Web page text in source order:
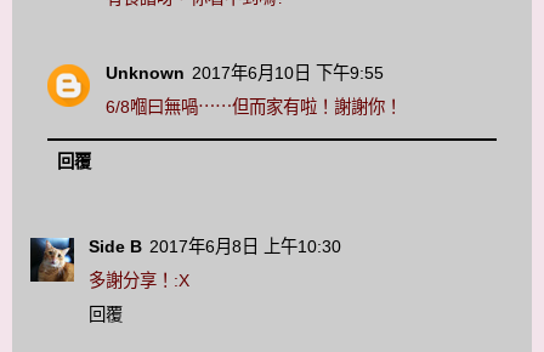
Unknown 2017年6月10日 下午9:55
6/8嗰曰無喎⋯⋯但而家有啦！謝謝你！
回覆
Side B 2017年6月8日 上午10:30
多謝分享！:X
回覆